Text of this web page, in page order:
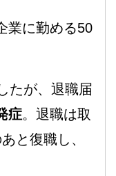
業に勤める50
たが、退職届
症。退職は取
と復職し、